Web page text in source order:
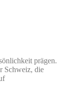
prägen.
Schweiz, die